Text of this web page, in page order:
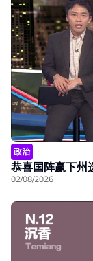
政治
恭喜国阵赢下州
02/08/2026